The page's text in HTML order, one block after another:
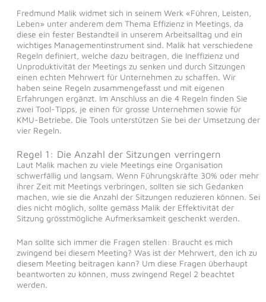
Fredmund Malik widmet sich in seinem Werk «Führen, Leisten,
Leben» unter anderem dem Thema Effizienz in Meetings, da
diese ein fester Bestandteil in unserem Arbeitsalltag und ein
wichtiges Managementinstrument sind. Malik hat verschiedene
Regeln definiert, welche dazu beitragen, die Ineffizienz und
Unproduktivität der Meetings zu senken und durch Sitzungen
einen echten Mehrwert für Unternehmen zu schaffen. Wir
haben seine Regeln zusammengefasst und mit eigenen
Erfahrungen ergänzt. Im Anschluss an die 4 Regeln finden Sie
zwei Tool-Tipps, je einen für grosse Unternehmen sowie für
KMU-Betriebe. Die Tools unterstützen Sie bei der Umsetzung der
vier Regeln.
Regel 1: Die Anzahl der Sitzungen verringern
Laut Malik machen zu viele Meetings eine Organisation
schwerfällig und langsam. Wenn Führungskräfte 30% oder mehr
ihrer Zeit mit Meetings verbringen, sollten sie sich Gedanken
machen, wie sie die Anzahl der Sitzungen reduzieren können. Sei
dies nicht möglich, sollte gemäss Malik der Effektivität der
Sitzung grösstmögliche Aufmerksamkeit geschenkt werden.
Man sollte sich immer die Fragen stellen: Braucht es mich
zwingend bei diesem Meeting? Was ist der Mehrwert, den ich zu
diesem Meeting beitragen kann? Um diese Fragen überhaupt
beantworten zu können, muss zwingend Regel 2 beachtet
werden.